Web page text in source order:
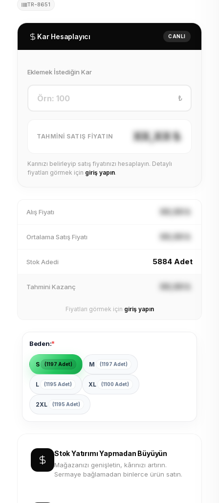
TR-8651
Kar Hesaplayıcı CANLI
Eklemek İstediğin Kar
₺
TAHMINI SATIŞ FIYATIN XX,XX ₺
Karınızı belirleyip satış fiyatınızı hesaplayın. Detaylı
fiyatları görmek için giriş yapın.
Alış Fiyatı XX,XX ₺
Ortalama Satış Fiyatı XX,XX ₺
Stok Adedi 5884 Adet
Tahmini Kazanç XX,XX ₺
Fiyatları görmek için giriş yapın
Beden:*
S (1197 Adet) M (1197 Adet)
L (1195 Adet) XL (1100 Adet)
2XL (1195 Adet)
Stok Yatırımı Yapmadan Büyüyün
Mağazanızı genişletin, kârınızı artırın.
Sermaye bağlamadan binlerce ürün satın.